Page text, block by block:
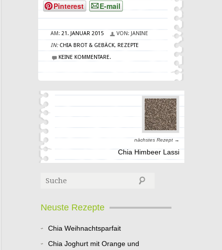
Pinterest
E-mail
AM: 21. JANUAR 2015 VON: JANINE
IN: CHIA BROT & GEBÄCK, REZEPTE
KEINE KOMMENTARE.
nächstes Rezept →
Chia Himbeer Lassi
Neuste Rezepte
Chia Weihnachtsparfait
Chia Joghurt mit Orange und